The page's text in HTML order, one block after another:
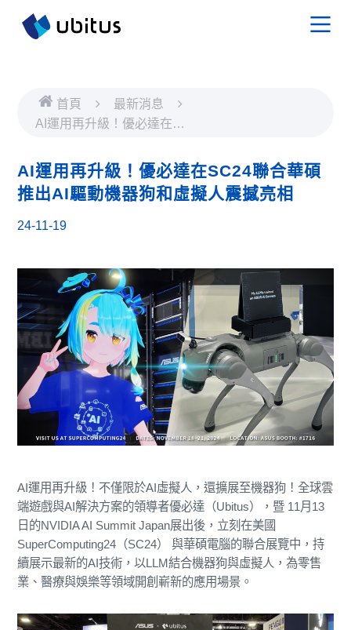
首頁
最新消息
AI運用再升級！優必達在
機器狗和虛擬人震撼亮相
AI運用再升級！優必達在SC24聯合華碩
推出AI驅動機器狗和虛擬人震撼亮相
24-11-19
AI運用再升級！不僅限於AI虛擬人，還擴展至機器狗！全球雲
端遊戲與AI解決方案的領導者優必達（Ubitus），暨 11月13
日的NVIDIA AI Summit Japan展出後，立刻在美國
SuperComputing24（SC24） 與華碩電腦的聯合展覽中，持
續展示最新的AI技術，以LLM結合機器狗與虛擬人，為零售
業、醫療與娛樂等領域開創嶄新的應用場景。